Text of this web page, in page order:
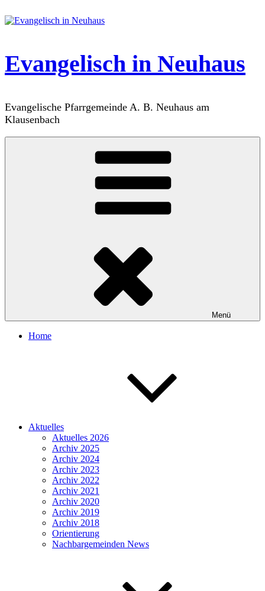
Inhalt
Evangelisch in Neuhaus
Evangelische Pfarrgemeinde A. B. Neuhaus am
Klausenbach
Menü
Home
Aktuelles
Aktuelles 2026
Archiv 2025
Archiv 2024
Archiv 2023
Archiv 2022
Archiv 2021
Archiv 2020
Archiv 2019
Archiv 2018
Orientierung
Nachbargemeinden News